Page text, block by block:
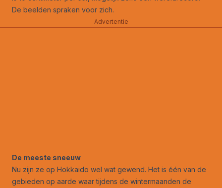
De beelden spraken voor zich.
Advertentie
De meeste sneeuw
Nu zijn ze op Hokkaido wel wat gewend. Het is één van de
gebieden op aarde waar tijdens de wintermaanden de